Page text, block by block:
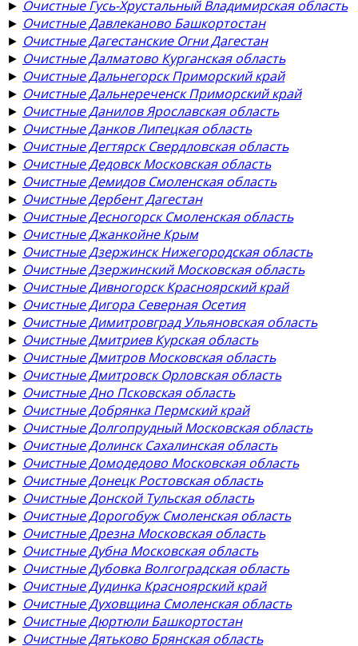
► Очистные Гусь-Хрустальный Владимирская область
► Очистные Давлеканово Башкортостан
► Очистные Дагестанские Огни Дагестан
► Очистные Далматово Курганская область
► Очистные Дальнегорск Приморский край
► Очистные Дальнереченск Приморский край
► Очистные Данилов Ярославская область
► Очистные Данков Липецкая область
► Очистные Дегтярск Свердловская область
► Очистные Дедовск Московская область
► Очистные Демидов Смоленская область
► Очистные Дербент Дагестан
► Очистные Десногорск Смоленская область
► Очистные Джанкойне Крым
► Очистные Дзержинск Нижегородская область
► Очистные Дзержинский Московская область
► Очистные Дивногорск Красноярский край
► Очистные Дигора Северная Осетия
► Очистные Димитровград Ульяновская область
► Очистные Дмитриев Курская область
► Очистные Дмитров Московская область
► Очистные Дмитровск Орловская область
► Очистные Дно Псковская область
► Очистные Добрянка Пермский край
► Очистные Долгопрудный Московская область
► Очистные Долинск Сахалинская область
► Очистные Домодедово Московская область
► Очистные Донецк Ростовская область
► Очистные Донской Тульская область
► Очистные Дорогобуж Смоленская область
► Очистные Дрезна Московская область
► Очистные Дубна Московская область
► Очистные Дубовка Волгоградская область
► Очистные Дудинка Красноярский край
► Очистные Духовщина Смоленская область
► Очистные Дюртюли Башкортостан
► Очистные Дятьково Брянская область